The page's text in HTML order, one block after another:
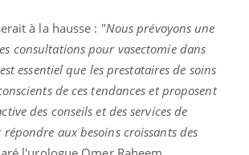
à la hausse : "Nous prévoyons une
consultations pour vasectomie dans
essentiel que les prestataires de soins
de ces tendances et proposent
des conseils et des services de
aux besoins croissants des